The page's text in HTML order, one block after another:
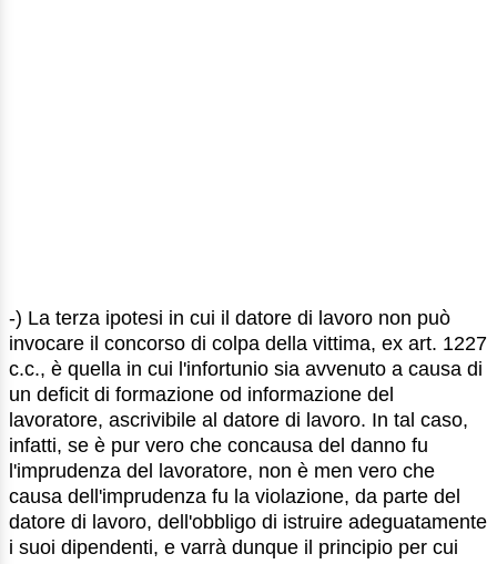
-) La terza ipotesi in cui il datore di lavoro non può
invocare il concorso di colpa della vittima, ex art. 1227
c.c., è quella in cui l'infortunio sia avvenuto a causa di
un deficit di formazione od informazione del
lavoratore, ascrivibile al datore di lavoro. In tal caso,
infatti, se è pur vero che concausa del danno fu
l'imprudenza del lavoratore, non è men vero che
causa dell'imprudenza fu la violazione, da parte del
datore di lavoro, dell'obbligo di istruire adeguatamente
i suoi dipendenti, e varrà dunque il principio per cui